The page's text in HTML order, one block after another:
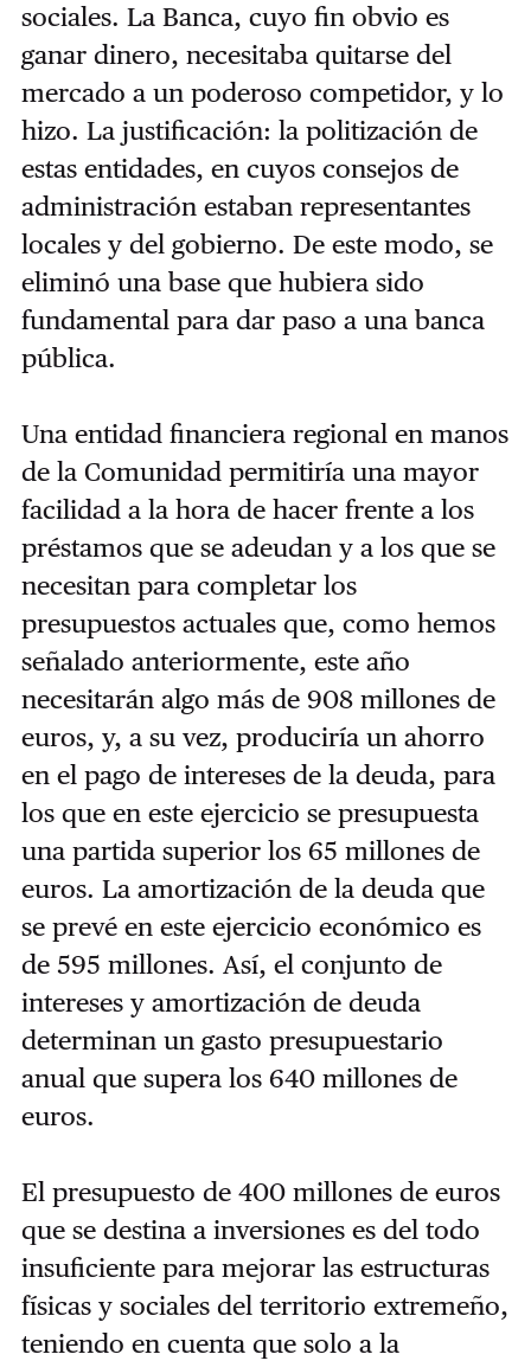
sociales. La Banca, cuyo fin obvio es
ganar dinero, necesitaba quitarse del
mercado a un poderoso competidor, y lo
hizo. La justificación: la politización de
estas entidades, en cuyos consejos de
administración estaban representantes
locales y del gobierno. De este modo, se
eliminó una base que hubiera sido
fundamental para dar paso a una banca
pública.
Una entidad financiera regional en manos
de la Comunidad permitiría una mayor
facilidad a la hora de hacer frente a los
préstamos que se adeudan y a los que se
necesitan para completar los
presupuestos actuales que, como hemos
señalado anteriormente, este año
necesitarán algo más de 908 millones de
euros, y, a su vez, produciría un ahorro
en el pago de intereses de la deuda, para
los que en este ejercicio se presupuesta
una partida superior los 65 millones de
euros. La amortización de la deuda que
se prevé en este ejercicio económico es
de 595 millones. Así, el conjunto de
intereses y amortización de deuda
determinan un gasto presupuestario
anual que supera los 640 millones de
euros.
El presupuesto de 400 millones de euros
que se destina a inversiones es del todo
insuficiente para mejorar las estructuras
físicas y sociales del territorio extremeño,
teniendo en cuenta que solo a la